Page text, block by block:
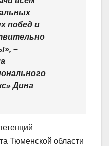
побед и
–
Дина
Тюменской области